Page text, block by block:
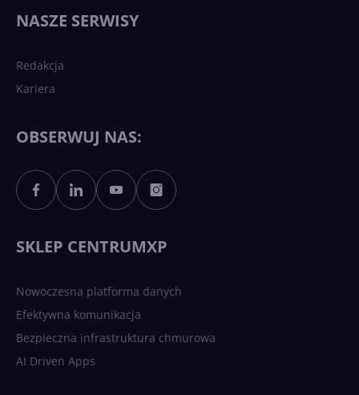
Sztuczna inteligencja po
polsku. Dość barier
NASZE SERWISY
Redakcja
Kariera
OBSERWUJ NAS:
SKLEP CENTRUMXP
Nowoczesna platforma danych
Efektywna komunikacja
Bezpieczna infrastruktura chmurowa
AI Driven Apps